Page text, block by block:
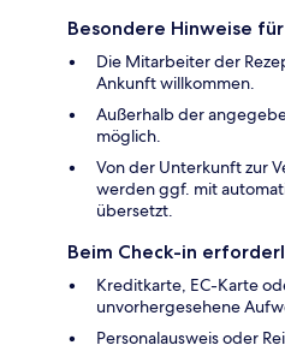
Besondere Hinweise
Die Mitarbeiter der
Ankunft willkommen.
Außerhalb der
möglich.
Von der Unterkunft zur
werden ggf. mit
übersetzt.
Beim Check-in
Kreditkarte, EC-Karte
unvorhergesehene
Personalausweis oder